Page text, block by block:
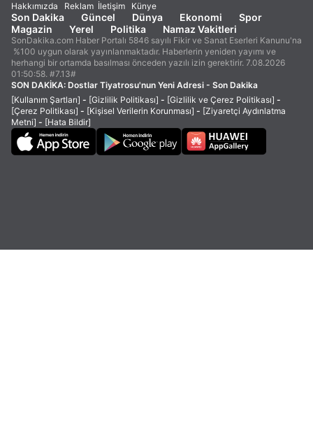
Hakkımızda Reklam İletişim Künye
Son Dakika Güncel Dünya Ekonomi
Spor
Magazin
Yerel Politika Namaz Vakitleri
SonDakika.com Haber Portalı 5846 sayılı Fikir ve Sanat Eserleri Kanunu'na
%100 uygun olarak yayınlanmaktadır. Haberlerin yeniden yayımı ve
herhangi bir ortamda basılması önceden yazılı izin gerektirir. 7.08.2026
01:50:58. #7.13#
SON DAKİKA: Dostlar Tiyatrosu'nun Yeni Adresi - Son Dakika
[Kullanım Şartları] - [Gizlilik Politikası] - [Gizlilik ve Çerez Politikası] -
[Çerez Politikası] - [Kişisel Verilerin Korunması] - [Ziyaretçi Aydınlatma
Metni] - [Hata Bildir]